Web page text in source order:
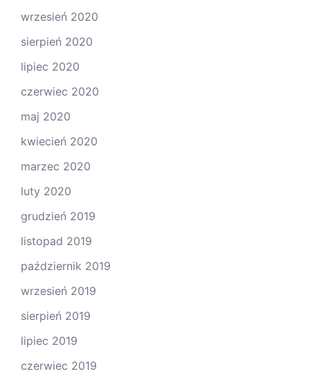
wrzesień 2020
sierpień 2020
lipiec 2020
czerwiec 2020
maj 2020
kwiecień 2020
marzec 2020
luty 2020
grudzień 2019
listopad 2019
październik 2019
wrzesień 2019
sierpień 2019
lipiec 2019
czerwiec 2019